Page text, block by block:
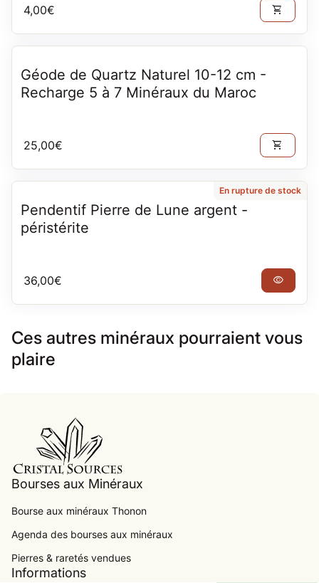
Prix normal
4,00€ shopping_cart
Géode de Quartz Naturel 10-12 cm -
Recharge 5 à 7 Minéraux du Maroc
Prix normal
25,00€ shopping_cart
En rupture de stock
Pendentif Pierre de Lune argent -
péristérite
Prix normal
36,00€ visibility
Ces autres minéraux pourraient vous
plaire
Bourses aux Minéraux
Bourse aux minéraux Thonon
Agenda des bourses aux minéraux
Pierres & raretés vendues
Informations